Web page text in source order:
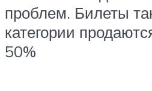
проблем. Билеты
категории
50%